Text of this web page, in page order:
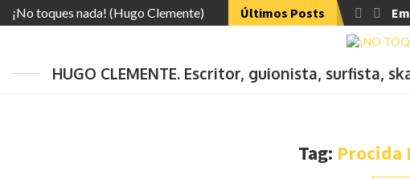
¡No toques nada! (Hugo Clemente) Últimos Posts
HUGO CLEMENTE. Escritor, guionista,
Tag: Procida